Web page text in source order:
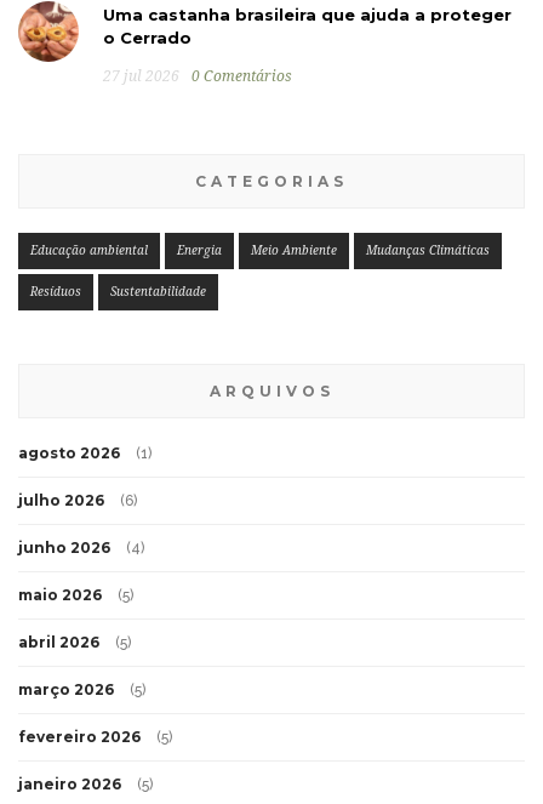
Uma castanha brasileira que ajuda a proteger
o Cerrado
27 jul 2026 0 Comentários
CATEGORIAS
Educação ambiental Energia Meio Ambiente Mudanças Climáticas
Resíduos Sustentabilidade
ARQUIVOS
agosto 2026 (1)
julho 2026 (6)
junho 2026 (4)
maio 2026 (5)
abril 2026 (5)
março 2026 (5)
fevereiro 2026 (5)
janeiro 2026 (5)